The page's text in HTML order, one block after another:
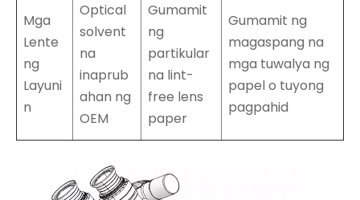
Mga
Lente
ng
Layuni
n
Optical
solvent
na
inaprub
ahan ng
OEM
Gumamit
ng
partikular
na lint-
free lens
paper
Gumamit ng
magaspang na
mga tuwalya ng
papel o tuyong
pagpahid